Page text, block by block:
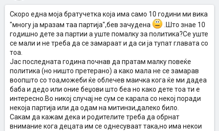
Скоро една моја братучетка која има само 10 години ми вика
"многу ја мразам таа партија",бев зачудена
.Што знае 10
годишно дете за партии а уште помалку за политика?Се уште
се мали и не треба да се замараат и да си ја тупат главата со
тоа.
Јас последната година почнав да пратам малку повеќе
политика (но ништо претерано) а како мала не се замарав
воопшто со тоа,можеби ќе облечев маичка кога ќе ми дадеа
баба и дедо или оние беџови што беа но како дете тоа ти е
интересно.Во никој случај не сум се карала со некој поради
некоја партија или да одам на митинзи,далеко било.
Сакам да кажам дека и родителите треба да обрнат
внимание кога децата им се однесуваат така,но има некои